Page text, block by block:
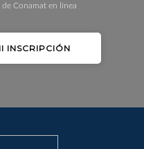
de Conamat en línea